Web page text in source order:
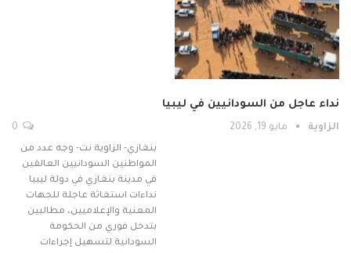
نداء عاجل من السودانيين في ليبيا
الزاوية مايو 19, 2026
بنغازي- الزاوية نت- وجه عدد من
المواطنين السودانيين العالقين
في مدينة بنغازي في دولة ليبيا
نداءات استغاثة عاجلة للجهات
المعنية والإعلاميين، مطالبين
بتدخل فوري من الحكومة
السودانية لتسهيل إجراءات